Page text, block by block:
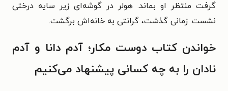
گرفت منتظر او بماند. هولر در گوشه‌ای زیر سایه‌ درختی
نشست. زمانی گذشت، گرانتی به خانه‌اش برگشت.
خواندن کتاب دوست مکار؛ آدم دانا و آدم
نادان را به چه کسانی پیشنهاد می‌کنیم